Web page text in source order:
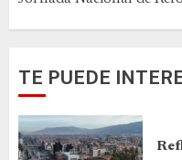
TE PUEDE